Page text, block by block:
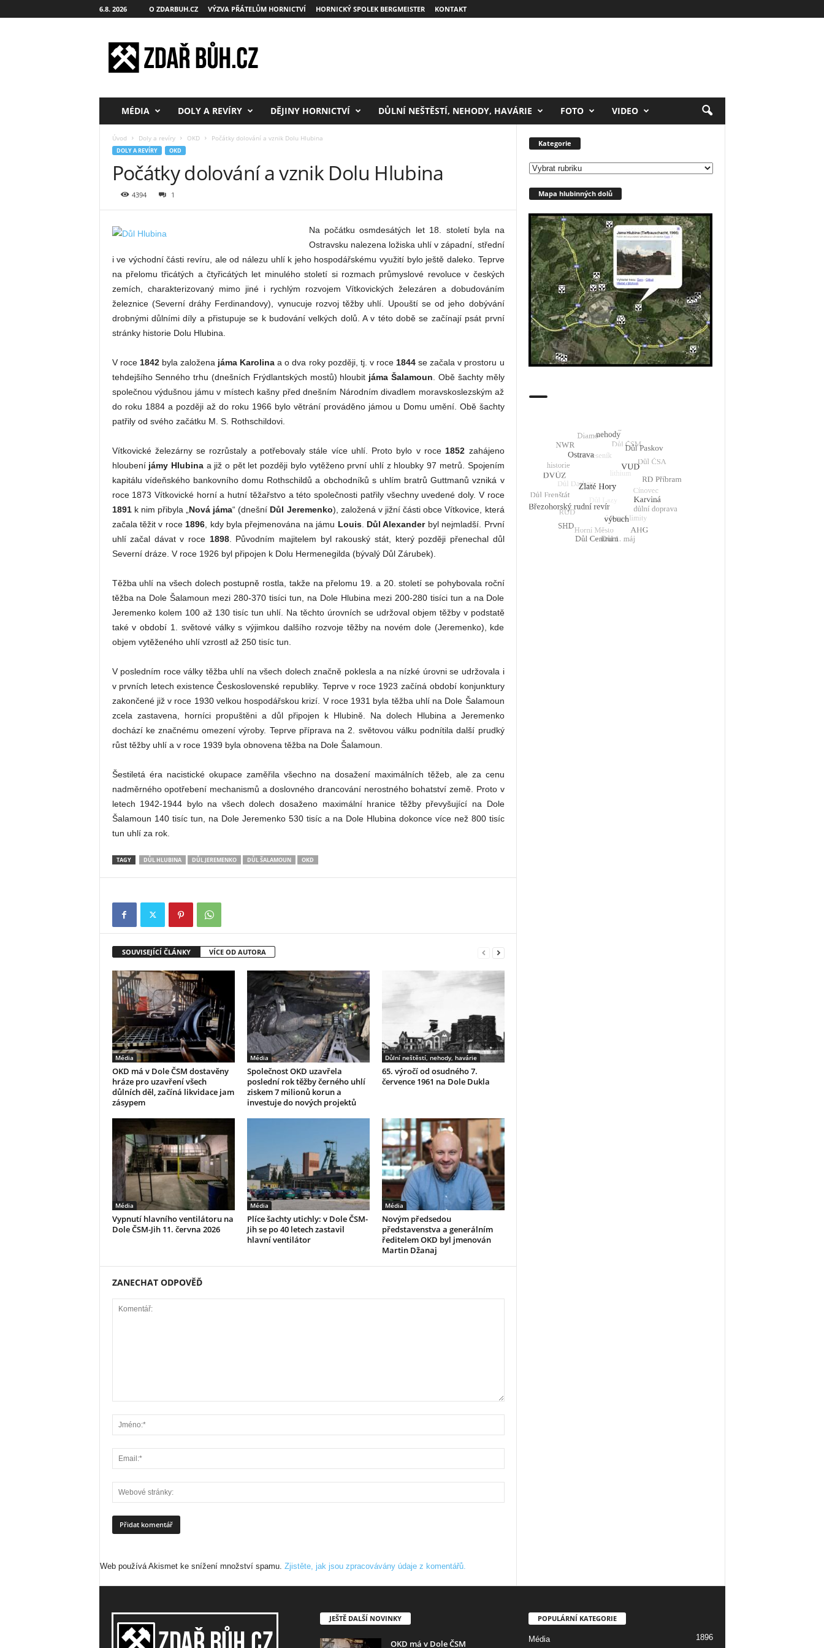
6.8. 2026 O ZDARBUH.CZ VÝZVA PŘÁTELŮM HORNICTVÍ HORNICKÝ SPOLEK BERGMEISTER KONTAKT
MÉDIA DOLY A REVÍRY DĚJINY HORNICTVÍ DŮLNÍ NEŠTĚSTÍ, NEHODY, HAVÁRIE FOTO VIDEO
Úvod Doly a revíry OKD Počátky dolování a vznik Dolu Hlubina
DOLY A REVÍRY OKD
Počátky dolování a vznik Dolu Hlubina
4394 1
Na počátku osmdesátých let 18. století byla na
Ostravsku nalezena ložiska uhlí v západní, střední
i ve východní části revíru, ale od nálezu uhlí k jeho hospodářskému využití bylo ještě daleko. Teprve
na přelomu třicátých a čtyřicátých let minulého století si rozmach průmyslové revoluce v českých
zemích, charakterizovaný mimo jiné i rychlým rozvojem Vítkovických železáren a dobudováním
železnice (Severní dráhy Ferdinandovy), vynucuje rozvoj těžby uhlí. Upouští se od jeho dobývání
drobnými důlními díly a přistupuje se k budování velkých dolů. A v této době se začínají psát první
stránky historie Dolu Hlubina.
V roce 1842byla založena jáma Karolina a o dva roky později, tj. v roce 1844se začala v prostoru u
tehdejšího Senného trhu (dnešních Frýdlantských mostů) hloubit jáma Šalamoun . Obě šachty měly
společnou výdušnou jámu v místech kašny před dnešním Národním divadlem moravskoslezským až
do roku 1884 a později až do roku 1966 bylo větrání prováděno jámou u Domu umění. Obě šachty
patřily od svého začátku M. S. Rothschildovi.
Vítkovické železárny se rozrůstaly a potřebovaly stále více uhlí. Proto bylo v roce 1852 zahájeno
hloubení jámy Hlubinaa již o pět let později bylo vytěženo první uhlí z hloubky 97 metrů. Spojením
kapitálu vídeňského bankovního domu Rothschildů a obchodníků s uhlím bratrů Guttmanů vzniká v
roce 1873 Vítkovické horní a hutní těžařstvo a této společnosti patřily všechny uvedené doly. V roce
1891k nim přibyla „ Nová jáma“ (dnešní Důl Jeremenko), založená v jižní části obce Vítkovice, která
začala těžit v roce 1896 , kdy byla přejmenována na jámu Louis. Důl Alexanderbyl nejmladší. První
uhlí začal dávat v roce 1898. Původním majitelem byl rakouský stát, který později přenechal důl
Severní dráze. V roce 1926 byl připojen k Dolu Hermenegilda (bývalý Důl Zárubek).
Těžba uhlí na všech dolech postupně rostla, takže na přelomu 19. a 20. století se pohybovala roční
těžba na Dole Šalamoun mezi 280-370 tisíci tun, na Dole Hlubina mezi 200-280 tisíci tun a na Dole
Jeremenko kolem 100 až 130 tisíc tun uhlí. Na těchto úrovních se udržoval objem těžby v podstatě
také v období 1. světové války s výjimkou dalšího rozvoje těžby na novém dole (Jeremenko), kde
objem vytěženého uhlí vzrostl až 250 tisíc tun.
V posledním roce války těžba uhlí na všech dolech značně poklesla a na nízké úrovni se udržovala i
v prvních letech existence Československé republiky. Teprve v roce 1923 začíná období konjunktury
zakončené již v roce 1930 velkou hospodářskou krizí. V roce 1931 byla těžba uhlí na Dole Šalamoun
zcela zastavena, horníci propuštěni a důl připojen k Hlubině. Na dolech Hlubina a Jeremenko
dochází ke značnému omezení výroby. Teprve příprava na 2. světovou válku podnítila další prudký
růst těžby uhlí a v roce 1939 byla obnovena těžba na Dole Šalamoun.
Šestiletá éra nacistické okupace zaměřila všechno na dosažení maximálních těžeb, ale za cenu
nadměrného opotřebení mechanismů a doslovného drancování nerostného bohatství země. Proto v
letech 1942-1944 bylo na všech dolech dosaženo maximální hranice těžby převyšující na Dole
Šalamoun 140 tisíc tun, na Dole Jeremenko 530 tisíc a na Dole Hlubina dokonce více než 800 tisíc
tun uhlí za rok.
TAGY DŮL HLUBINA DŮL JEREMENKO DŮL ŠALAMOUN OKD
SOUVISEJÍCÍ ČLÁNKY VÍCE OD AUTORA
Média
OKD má v Dole ČSM dostavěny
hráze pro uzavření všech
důlních děl, začíná likvidace jam
zásypem
Média
Společnost OKD uzavřela
poslední rok těžby černého uhlí
ziskem 7 milionů korun a
investuje do nových projektů
Důlní neštěstí, nehody, havárie
65. výročí od osudného 7.
července 1961 na Dole Dukla
Média
Vypnutí hlavního ventilátoru na
Dole ČSM-Jih 11. června 2026
Média
Plíce šachty utichly: v Dole ČSM-
Jih se po 40 letech zastavil
hlavní ventilátor
Média
Novým předsedou
představenstva a generálním
ředitelem OKD byl jmenován
Martin Džanaj
ZANECHAT ODPOVĚĎ
Web používá Akismet ke snížení množství spamu. Zjistěte, jak jsou zpracovávány údaje z komentářů.
Kategorie
Kategorie
Mapa hlubinných dolů
JEŠTĚ DALŠÍ NOVINKY
OKD má v Dole ČSM
POPULÁRNÍ KATEGORIE
Média 1896